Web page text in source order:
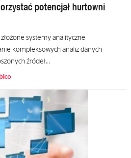
potencjał hurtowni
systemy analityczne
kompleksowych analiz danych
źródeł…